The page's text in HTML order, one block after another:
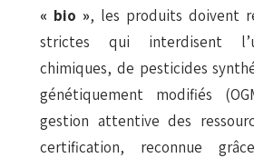
« bio », les produits doivent
strictes qui interdisent
chimiques, de pesticides
génétiquement modifiés
gestion attentive des
certification, reconnue